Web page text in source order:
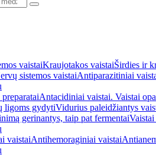
vaistaiKraujotakos vaistaiŠirdies ir
sistemos vaistaiAntiparazitiniai
Antacidiniai vaistai. Vaistai
ligoms gydytiVidurius paleidžiantys
gerinantys, taip pat fermentai
vaistaiAntihemoraginiai vaistai